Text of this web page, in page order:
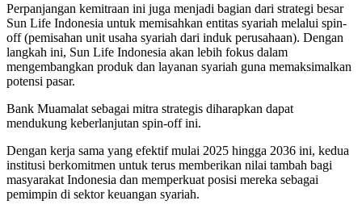
Perpanjangan kemitraan ini juga menjadi bagian dari strategi besar
Sun Life Indonesia untuk memisahkan entitas syariah melalui spin-
off (pemisahan unit usaha syariah dari induk perusahaan). Dengan
langkah ini, Sun Life Indonesia akan lebih fokus dalam
mengembangkan produk dan layanan syariah guna memaksimalkan
potensi pasar.
Bank Muamalat sebagai mitra strategis diharapkan dapat
mendukung keberlanjutan spin-off ini.
Dengan kerja sama yang efektif mulai 2025 hingga 2036 ini, kedua
institusi berkomitmen untuk terus memberikan nilai tambah bagi
masyarakat Indonesia dan memperkuat posisi mereka sebagai
pemimpin di sektor keuangan syariah.